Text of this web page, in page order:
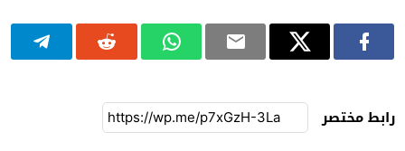
رابط مختصر